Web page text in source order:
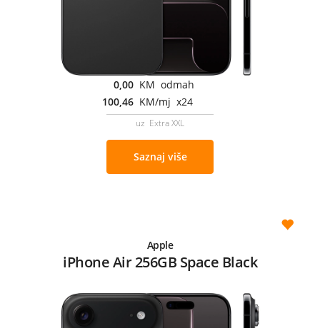
0,00 KM odmah
100,46 KM/mj x24
uz Extra XXL
Saznaj više
Apple
iPhone Air 256GB Space Black